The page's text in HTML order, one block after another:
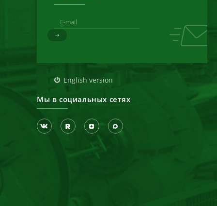
English version
Мы в социальных сетях